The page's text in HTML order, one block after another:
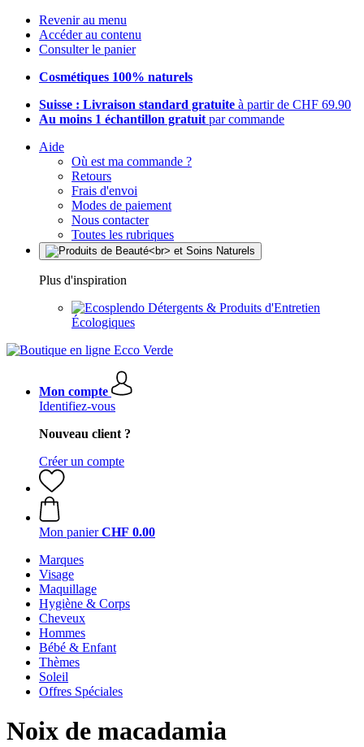
Revenir au menu
Accéder au contenu
Consulter le panier
Cosmétiques 100% naturels
Suisse : Livraison standard gratuite à partir de CHF 69.90
Au moins 1 échantillon gratuit par commande
Aide
Où est ma commande ?
Retours
Frais d'envoi
Modes de paiement
Nous contacter
Toutes les rubriques
Plus d'inspiration
Détergents & Produits d'Entretien
Écologiques
Mon compte
Identifiez-vous
Nouveau client ?
Créer un compte
Mon panier CHF 0.00
Marques
Visage
Maquillage
Hygiène & Corps
Cheveux
Hommes
Bébé & Enfant
Thèmes
Soleil
Offres Spéciales
Noix de macadamia